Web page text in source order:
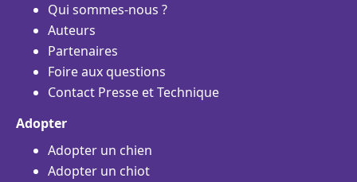
Qui sommes-nous ?
Auteurs
Partenaires
Foire aux questions
Contact Presse et Technique
Adopter
Adopter un chien
Adopter un chiot